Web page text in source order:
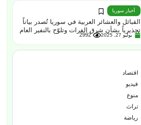
أخبار سوريا
القبائل والعشائر العربية في سوريا تُصدر بياناً
تحذيرياً بشأن شرق الفرات وتلوّح بالنفير العام
يوليو 27, 2025 2992
اقتصاد
فيديو
منوع
تراث
رياضة